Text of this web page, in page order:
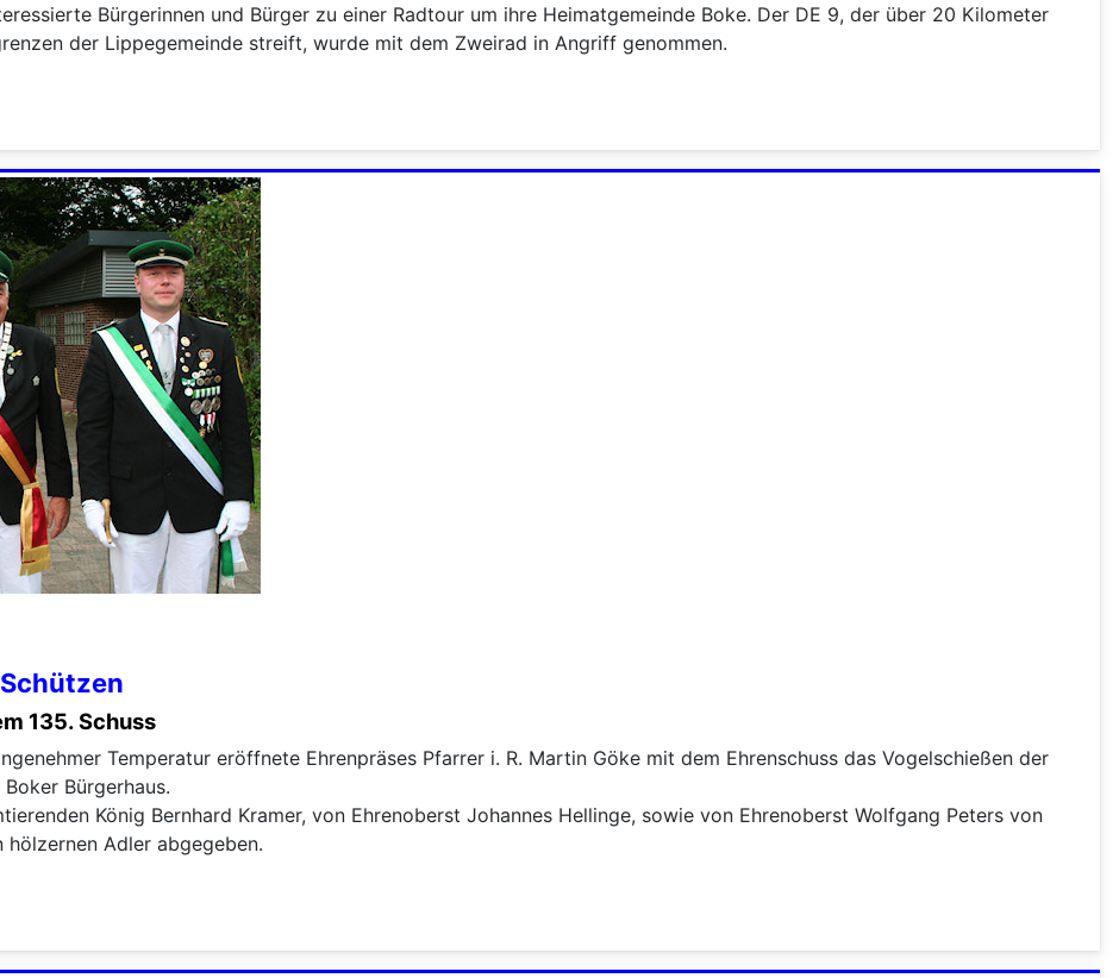
Bürgerinnen und Bürger zu einer Radtour um ihre Heimatgemeinde Boke. Der DE 9, der über 20 Kilometer
der Lippegemeinde streift, wurde mit dem Zweirad in Angriff genommen.
135. Schuss
Temperatur eröffnete Ehrenpräses Pfarrer i. R. Martin Göke mit dem Ehrenschuss das Vogelschießen der
Bürgerhaus.
König Bernhard Kramer, von Ehrenoberst Johannes Hellinge, sowie von Ehrenoberst Wolfgang Peters von
Adler abgegeben.